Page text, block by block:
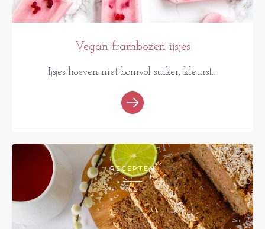
Vegan frambozen ijsjes
Ijsjes hoeven niet bomvol suiker, kleurst...
RECEPTEN